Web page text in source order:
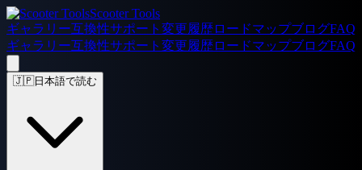
Scooter Tools
ギャラリー互換性サポート 変更履歴ロードマップブログFAQ
ギャラリー互換性サポート 変更履歴ロードマップブログFAQ
🇯🇵日本語で読む